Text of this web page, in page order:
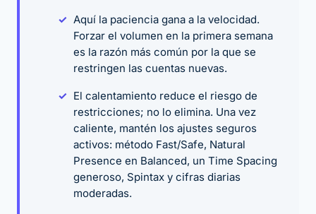
Aquí la paciencia gana a la velocidad.
Forzar el volumen en la primera semana
es la razón más común por la que se
restringen las cuentas nuevas.
El calentamiento reduce el riesgo de
restricciones; no lo elimina. Una vez
caliente, mantén los ajustes seguros
activos: método Fast/Safe, Natural
Presence en Balanced, un Time Spacing
generoso, Spintax y cifras diarias
moderadas.